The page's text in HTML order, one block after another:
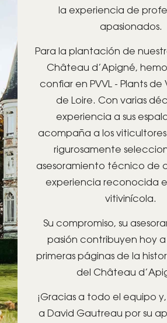
la experiencia de
apasionados.
Para la plantación de
Château d’Apigné,
confiar en PVVL - Plants de
de Loire. Con varias
experiencia a sus
acompaña a los
rigurosamente
asesoramiento técnico de
experiencia reconocida
vitivinícola.
Su compromiso, su
pasión contribuyen hoy a
primeras páginas de la
del Château
¡Gracias a todo el equipo
a David Gautreau por su